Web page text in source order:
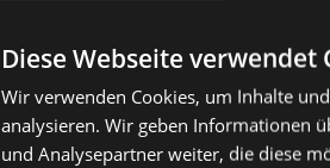
Diese Webseite verwendet
Wir verwenden Cookies, um Inhalte
analysieren. Wir geben Informationen
und Analysepartner weiter, die diese